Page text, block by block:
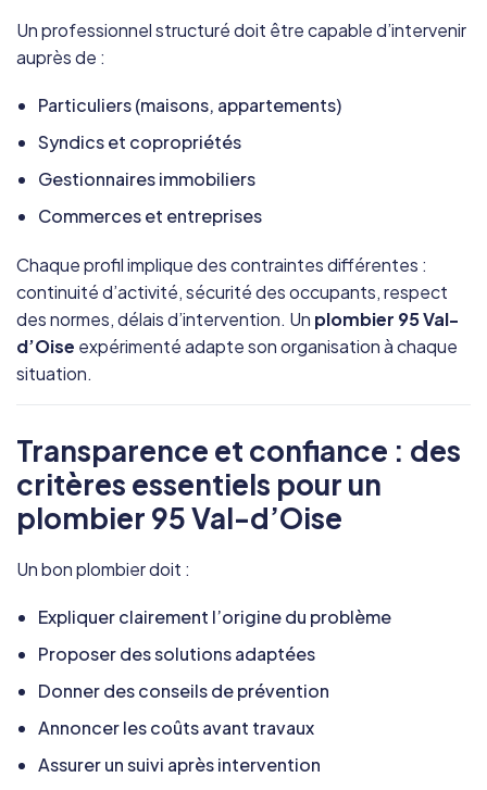
Un professionnel structuré doit être capable d’intervenir
auprès de :
Particuliers (maisons, appartements)
Syndics et copropriétés
Gestionnaires immobiliers
Commerces et entreprises
Chaque profil implique des contraintes différentes :
continuité d’activité, sécurité des occupants, respect
des normes, délais d’intervention. Un plombier 95 Val-
d’Oise expérimenté adapte son organisation à chaque
situation.
Transparence et confiance : des
critères essentiels pour un
plombier 95 Val-d’Oise
Un bon plombier doit :
Expliquer clairement l’origine du problème
Proposer des solutions adaptées
Donner des conseils de prévention
Annoncer les coûts avant travaux
Assurer un suivi après intervention